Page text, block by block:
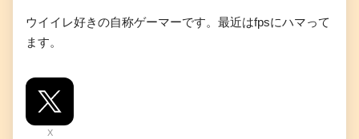
ウイイレ好きの自称ゲーマーです。最近はfpsにハマって
ます。
X